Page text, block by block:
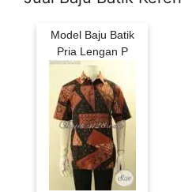
Model Baju Batik
Pria Lengan P